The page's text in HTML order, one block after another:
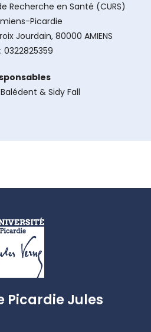
Recherche en Santé (CURS)
Picardie
Jourdain, 80000 AMIENS
0322825359
& Sidy Fall
Picardie Jules